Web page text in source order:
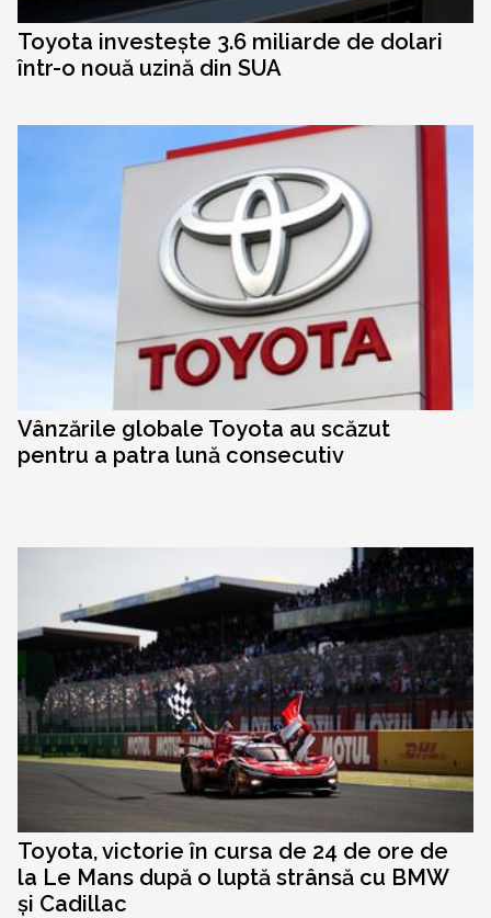
Toyota investește 3.6 miliarde de dolari
într-o nouă uzină din SUA
Vânzările globale Toyota au scăzut
pentru a patra lună consecutiv
Toyota, victorie în cursa de 24 de ore de
la Le Mans după o luptă strânsă cu BMW
și Cadillac